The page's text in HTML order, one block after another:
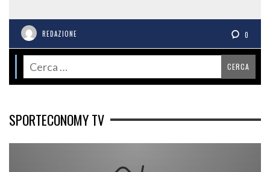
REDAZIONE 0
SPORTECONOMY TV